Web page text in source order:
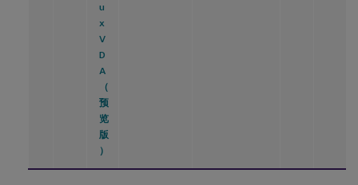
u
x
V
D
A
（
预
览
版
）